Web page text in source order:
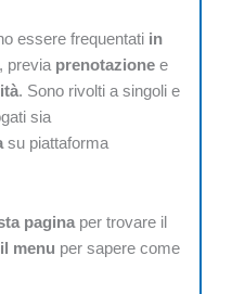
essere frequentati in
previa prenotazionee
. Sono rivolti a singoli e
sia
su piattaforma
paginaper trovare il
menu per sapere come